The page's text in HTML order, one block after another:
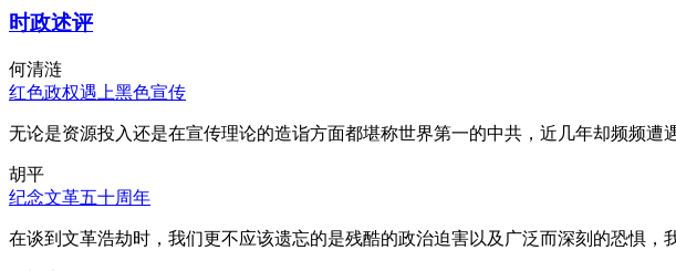
时政述评
何清涟
红色政权遇上黑色宣传
无论是资源投入还是在宣传理论的造诣方面都堪称世界第一的中共，近几年却频频遭
胡平
纪念文革五十周年
在谈到文革浩劫时，我们更不应该遗忘的是残酷的政治迫害以及广泛而深刻的恐惧